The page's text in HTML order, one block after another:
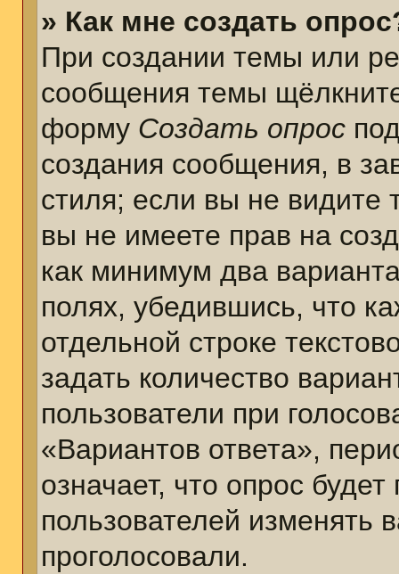
» Как мне создать
При создании темы или
сообщения темы
форму Создать опрос
создания сообщения, в
стиля; если вы не видите
вы не имеете прав на
как минимум два
полях, убедившись, что
отдельной строке
задать количество
пользователи при
«Вариантов ответа»,
означает, что опрос
пользователей изменять
проголосовали.